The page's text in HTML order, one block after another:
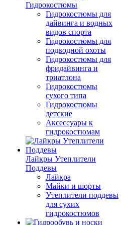
Гидрокостюмы
Гидрокостюмы для
дайвинга и водных
видов спорта
Гидрокостюмы для
подводной охоты
Гидрокостюмы для
фридайвинга и
триатлона
Гидрокостюмы
сухого типа
Гидрокостюмы
детские
Аксессуары к
гидрокостюмам
Лайкры Утеплители
Поддевы
Лайкра
Майки и шорты
Утеплители поддевы
для сухих
гидрокостюмов